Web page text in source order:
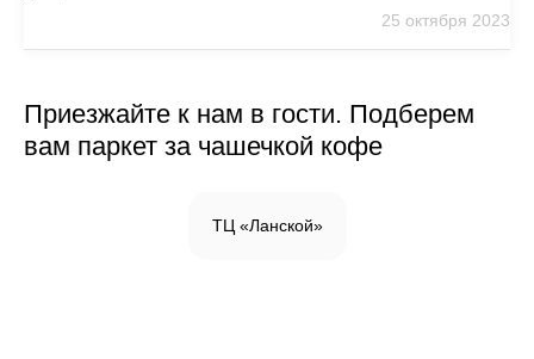
25 октября 2023
Приезжайте к нам в гости. Подберем
вам паркет за чашечкой кофе
ТЦ «Ланской»